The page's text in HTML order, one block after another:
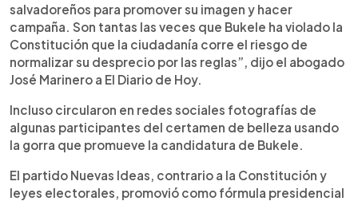
salvadoreños para promover su imagen y hacer
campaña. Son tantas las veces que Bukele ha violado la
Constitución que la ciudadanía corre el riesgo de
normalizar su desprecio por las reglas”, dijo el abogado
José Marinero a El Diario de Hoy.
Incluso circularon en redes sociales fotografías de
algunas participantes del certamen de belleza usando
la gorra que promueve la candidatura de Bukele.
El partido Nuevas Ideas, contrario a la Constitución y
leyes electorales, promovió como fórmula presidencial